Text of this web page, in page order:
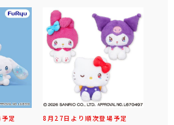
定 8月27日より順次登場予定